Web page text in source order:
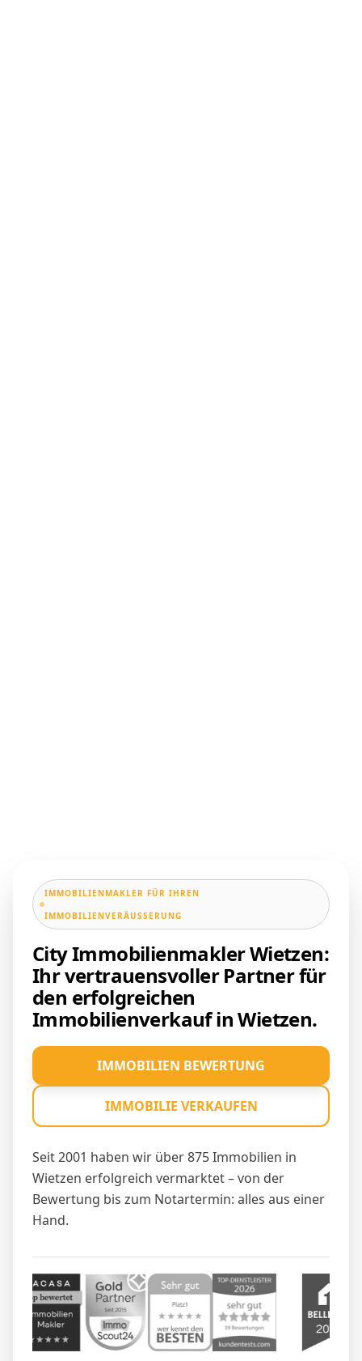
IMMOBILIENMAKLER FÜR IHREN
IMMOBILIENVERÄUSSERUNG
City Immobilienmakler Wietzen:
Ihr vertrauensvoller Partner für
den erfolgreichen
Immobilienverkauf in Wietzen.
Seit 2001 haben wir über 875 Immobilien in
Wietzen erfolgreich vermarktet – von der
Bewertung bis zum Notartermin: alles aus einer
Hand.
IMMOBILIEN BEWERTUNG
IMMOBILIE VERKAUFEN